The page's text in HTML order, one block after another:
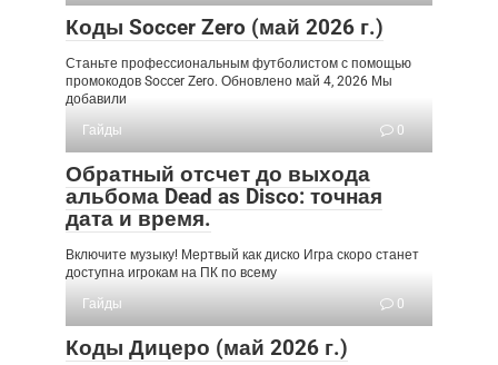
Коды Soccer Zero (май 2026 г.)
Станьте профессиональным футболистом с помощью
промокодов Soccer Zero. Обновлено май 4, 2026 Мы
добавили
Гайды
0
Обратный отсчет до выхода
альбома Dead as Disco: точная
дата и время.
Включите музыку! Мертвый как диско Игра скоро станет
доступна игрокам на ПК по всему
Гайды
0
Коды Дицеро (май 2026 г.)